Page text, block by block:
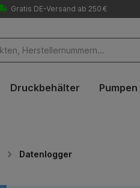
Gratis DE-Versand ab 250 €
Druckbehälter Pumpen
Datenlogger